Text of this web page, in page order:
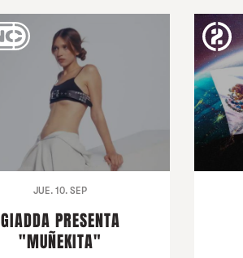
JUE. 10. SEP
GIADDA PRESENTA
"MUÑEKITA"